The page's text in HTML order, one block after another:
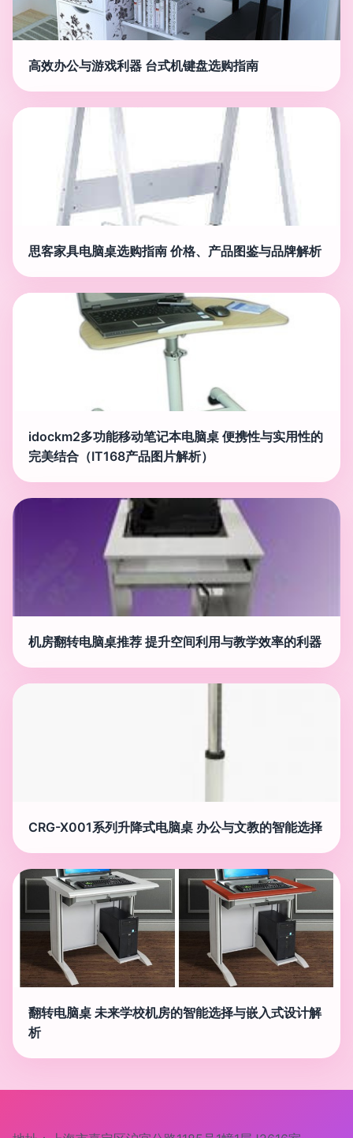
高效办公与游戏利器 台式机键盘选购指南
思客家具电脑桌选购指南 价格、产品图鉴与品牌解析
idockm2多功能移动笔记本电脑桌 便携性与实用性的
完美结合（IT168产品图片解析）
机房翻转电脑桌推荐 提升空间利用与教学效率的利器
CRG-X001系列升降式电脑桌 办公与文教的智能选择
翻转电脑桌 未来学校机房的智能选择与嵌入式设计解
析